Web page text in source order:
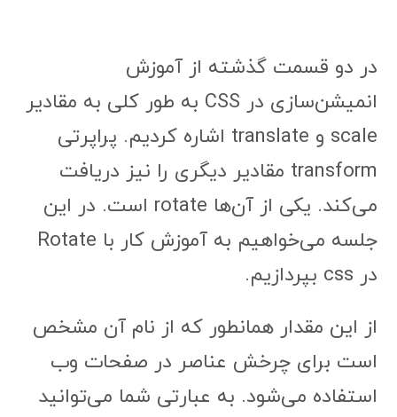
در دو قسمت گذشته از آموزش
انمیشن‌سازی در CSS به طور کلی به مقادیر
scale و translate اشاره کردیم. پراپرتی
transform مقادیر دیگری را نیز دریافت
می‌کند. یکی از آن‌ها rotate است. در این
جلسه می‌خواهیم به آموزش کار با Rotate
در css بپردازیم.
از این مقدار همانطور که از نام آن مشخص
است برای چرخش عناصر در صفحات وب
استفاده می‌شود. به عبارتی شما می‌توانید